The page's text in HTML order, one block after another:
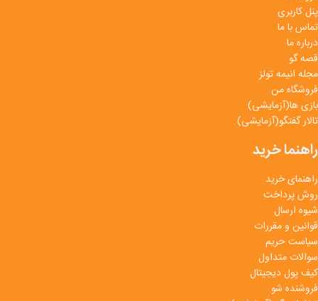
پنل کاربری
تماس با ما
درباره ما
قصه گو
مجله انیمه تولز
فروشگاه من
بازی ها(آزمایشی)
تالار گفتگو(آزمایشی)
راهنما خرید
راهنمای خرید
روش پرداخت
شیوه ارسال
قوانین و مقررات
سیاست حریم
سوالات متداول
کیف پول دیجیتال
فروشنده شو